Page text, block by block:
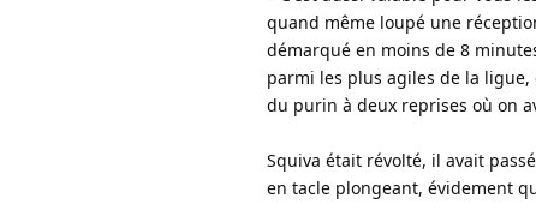
quand même loupé une
démarqué en moins de 8
parmi les plus agiles de la ligue,
du purin à deux reprises où on
Squiva était révolté, il avait
en tacle plongeant, évidement